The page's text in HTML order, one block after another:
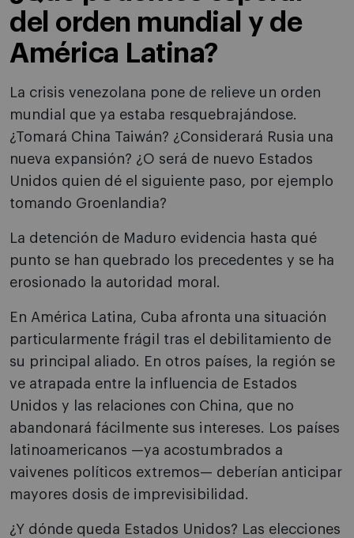
del orden mundial y de
América Latina?
La crisis venezolana pone de relieve un orden
mundial que ya estaba resquebrajándose.
¿Tomará China Taiwán? ¿Considerará Rusia una
nueva expansión? ¿O será de nuevo Estados
Unidos quien dé el siguiente paso, por ejemplo
tomando Groenlandia?
La detención de Maduro evidencia hasta qué
punto se han quebrado los precedentes y se ha
erosionado la autoridad moral.
En América Latina, Cuba afronta una situación
particularmente frágil tras el debilitamiento de
su principal aliado. En otros países, la región se
ve atrapada entre la influencia de Estados
Unidos y las relaciones con China, que no
abandonará fácilmente sus intereses. Los países
latinoamericanos —ya acostumbrados a
vaivenes políticos extremos— deberían anticipar
mayores dosis de imprevisibilidad.
¿Y dónde queda Estados Unidos? Las elecciones